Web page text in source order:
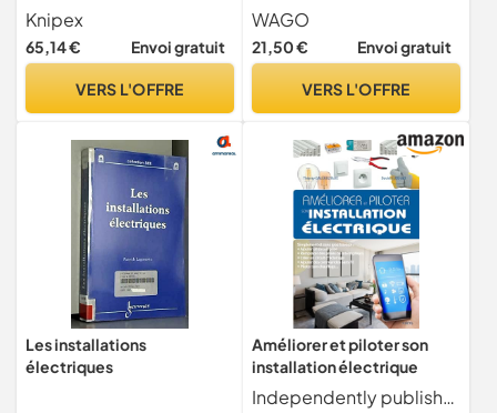
1000V, pour couper les
câbles, dénuder, sertir les
embouts, saisir, plier,
Knipex
65,14 € Envoi gratuit
VERS L'OFFRE
Installation Facile et
Sécurisée pour Tous Vos
Projets Électriques
WAGO
21,50 € Envoi gratuit
VERS L'OFFRE
Les installations
électriques
Améliorer et piloter son
installation électrique
Independently published